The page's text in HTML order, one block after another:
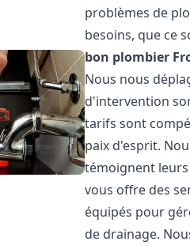
problèmes de
besoins, que ce
bon plombier
Nous nous
d'intervention
tarifs sont
paix d'esprit.
témoignent
vous offre des
équipés pour
de drainage.